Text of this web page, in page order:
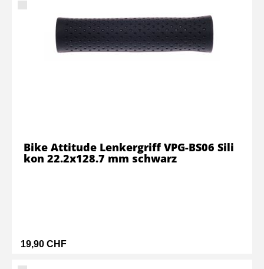
19,90 CHF
Bike Attitude Lenkergriff VPG-BS06 Sili
kon 22.2x128.7 mm schwarz